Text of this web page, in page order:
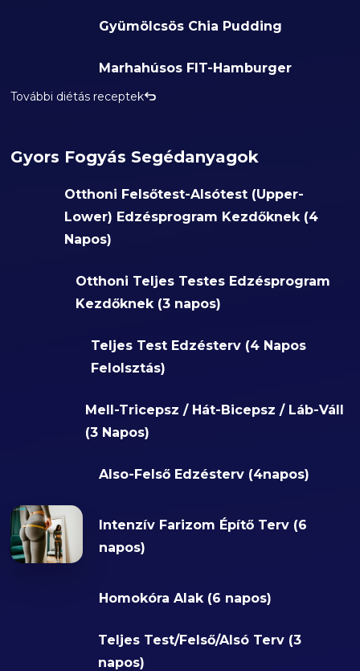
Gyümölcsös Chia Pudding
Marhahúsos FIT-Hamburger
További diétás receptek
Gyors Fogyás Segédanyagok
Otthoni Felsőtest-Alsótest (Upper-
Lower) Edzésprogram Kezdőknek (4
Napos)
Otthoni Teljes Testes Edzésprogram
Kezdőknek (3 napos)
Teljes Test Edzésterv (4 Napos
Felolsztás)
Mell-Tricepsz / Hát-Bicepsz / Láb-Váll
(3 Napos)
Also-Felső Edzésterv (4napos)
Intenzív Farizom Építő Terv (6
napos)
Homokóra Alak (6 napos)
Teljes Test/Felső/Alsó Terv (3
napos)